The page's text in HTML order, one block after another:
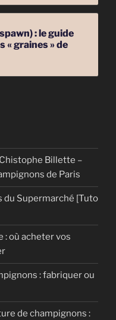
: le guide
« graines » de
Billette –
de Paris
du Supermarché [Tuto
: où acheter vos
: fabriquer ou
de champignons :